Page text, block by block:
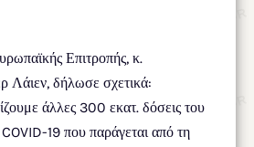
Επιτροπής, κ.
Λάιεν, δήλωσε σχετικά:
άλλες 300 εκατ. δόσεις του
19 που παράγεται από τη